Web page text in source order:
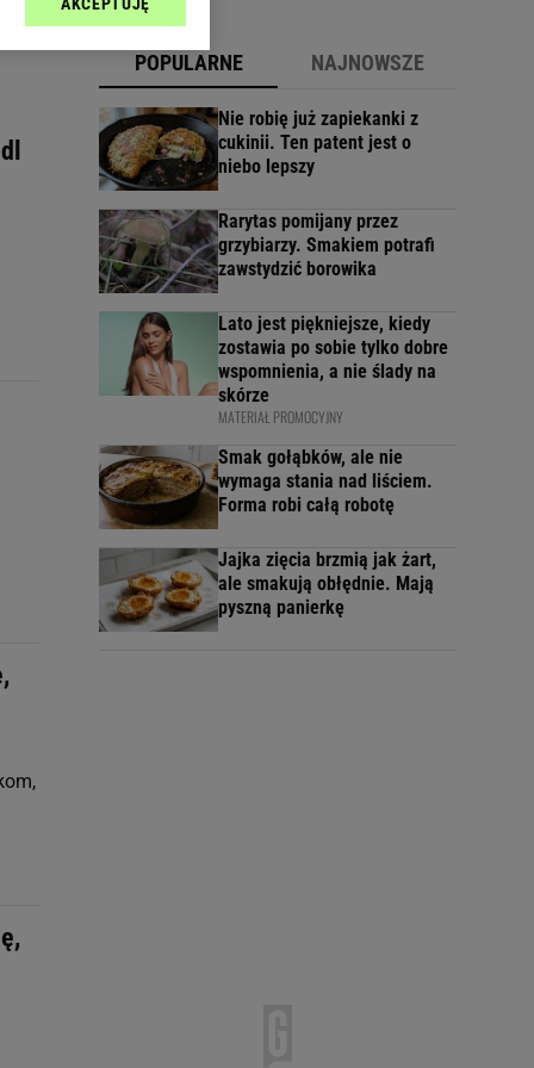
POPULARNE NAJNOWSZE
Nie robię już zapiekanki z
cukinii. Ten patent jest o
niebo lepszy
Rarytas pomijany przez
grzybiarzy. Smakiem potrafi
zawstydzić borowika
Lato jest piękniejsze, kiedy
zostawia po sobie tylko dobre
wspomnienia, a nie ślady na
skórze
MATERIAŁ PROMOCYJNY
Smak gołąbków, ale nie
wymaga stania nad liściem.
Forma robi całą robotę
Jajka zięcia brzmią jak żart,
ale smakują obłędnie. Mają
pyszną panierkę
sp. z o.o., jej
danych poprzez
Zmiana ustawień
celów identyfikacji.
reklam i treści,